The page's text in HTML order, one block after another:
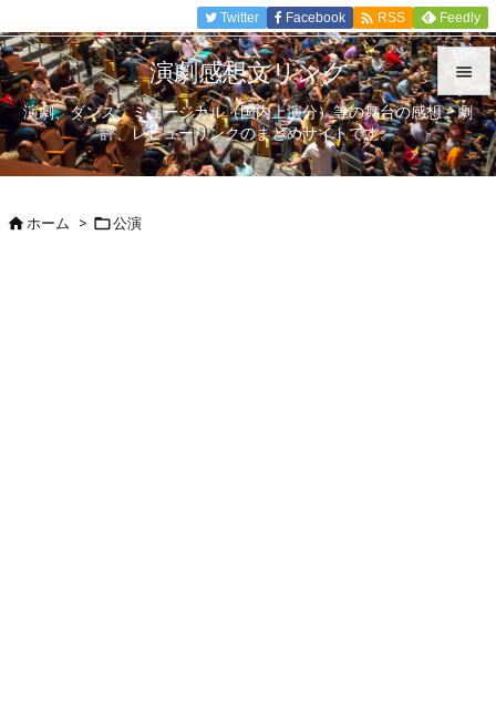


メニュ

Twitter Facebook  RSS Feedly
演劇感想文リンク
演劇、ダンス、ミュージカル（国内上演分）等の舞台の感想、劇
評、レビューリンクのまとめサイトです。
ホーム > 公演